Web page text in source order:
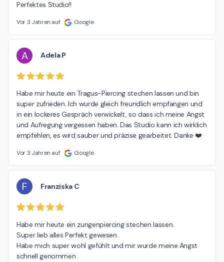
Perfektes Studio!!
Vor 3 Jahren auf Google
A Adela P
Habe mir heute ein Tragus-Piercing stechen lassen und bin
super zufrieden. Ich wurde gleich freundlich empfangen und
in ein lockeres Gespräch verwickelt, so dass ich meine Angst
und Aufregung vergessen haben. Das Studio kann ich wirklich
empfehlen, es wird sauber und präzise gearbeitet. Danke ❤️
Vor 3 Jahren auf Google
F Franziska C
Habe mir heute ein zungenpiercing stechen lassen.
Super lieb alles Perfekt gewesen.
Habe mich super wohl gefühlt und mir wurde meine Angst
schnell genommen .